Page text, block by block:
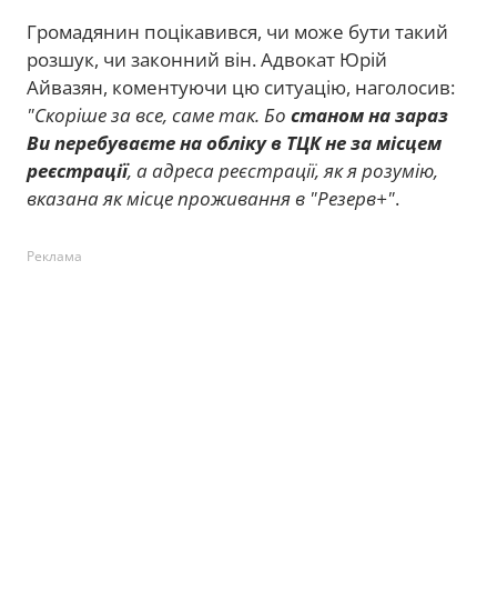
Громадянин поцікавився, чи може бути такий
розшук, чи законний він. Адвокат Юрій
Айвазян, коментуючи цю ситуацію, наголосив:
"Скоріше за все, саме так. Бо станом на зараз
Ви перебуваєте на обліку в ТЦК не за місцем
реєстрації, а адреса реєстрації, як я розумію,
вказана як місце проживання в "Резерв+".
Реклама